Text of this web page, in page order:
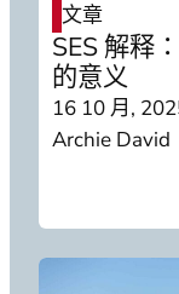
文章
SES 解释
的意义
16 10 月,
Archie David